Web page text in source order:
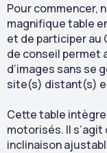
Pour commencer,
magnifique table
et de participer au
de conseil permet
d’images sans se
site(s) distant(s)
Cette table
motorisés. Il s’agit
inclinaison